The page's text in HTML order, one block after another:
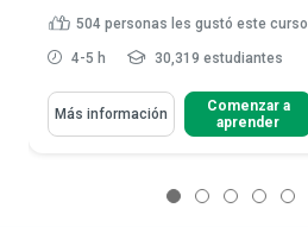
504 personas les gustó este curso
4-5 h 30,319 estudiantes
Más información
Comenzar a
aprender